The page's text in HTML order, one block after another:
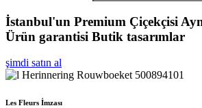
İstanbul'un Premium Çiçekçisi
Ürün garantisi Butik tasarımlar
şimdi satın al
Les Fleurs İmzası